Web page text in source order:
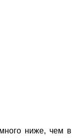
ниже, чем в